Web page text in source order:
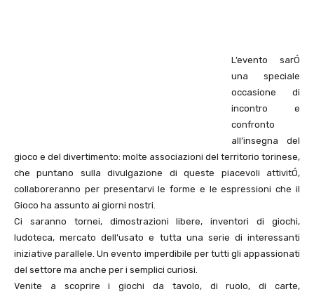
L’evento sarÓ
una speciale
occasione di
incontro e
confronto
all’insegna del
gioco e del divertimento: molte associazioni del territorio torinese,
che puntano sulla divulgazione di queste piacevoli attivitÓ,
collaboreranno per presentarvi le forme e le espressioni che il
Gioco ha assunto ai giorni nostri.
Ci saranno tornei, dimostrazioni libere, inventori di giochi,
ludoteca, mercato dell’usato e tutta una serie di interessanti
iniziative parallele. Un evento imperdibile per tutti gli appassionati
del settore ma anche per i semplici curiosi.
Venite a scoprire i giochi da tavolo, di ruolo, di carte,